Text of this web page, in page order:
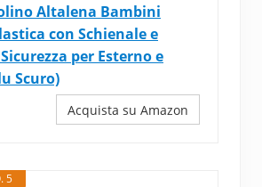
Altalena Bambini
con Schienale e
per Esterno e
Scuro)
Acquista su Amazon
5